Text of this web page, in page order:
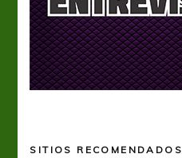
SITIOS RECOMENDADOS